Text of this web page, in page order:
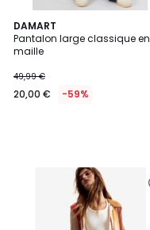
DAMART
Pantalon large classique en
maille
49,99 €
20,00 € -59%